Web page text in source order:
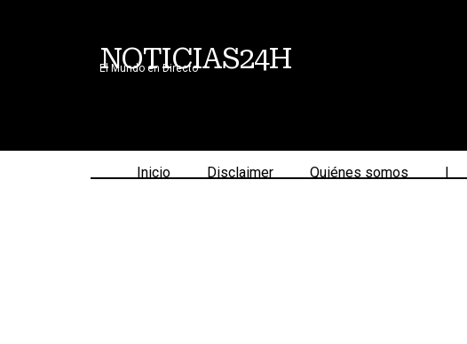
NOTICIAS24H
El Mundo en Directo
Inicio Disclaimer Quiénes somos |